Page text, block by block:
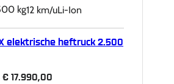
kg12 km/uLi-Ion
elektrische heftruck 2.500
Oorspronkelijke
€ 17.990,00